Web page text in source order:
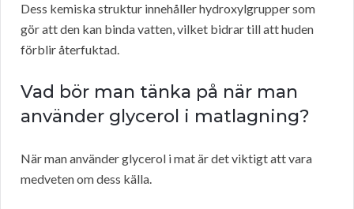
Dess kemiska struktur innehåller hydroxylgrupper som
gör att den kan binda vatten, vilket bidrar till att huden
förblir återfuktad.
Vad bör man tänka på när man
använder glycerol i matlagning?
När man använder glycerol i mat är det viktigt att vara
medveten om dess källa.